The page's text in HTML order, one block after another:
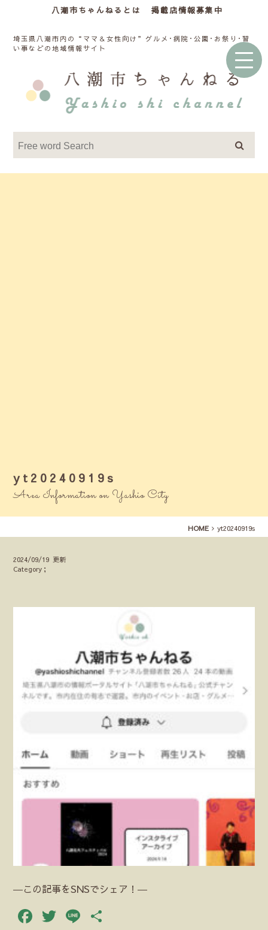
八潮市ちゃんねるとは 掲載店情報募集中
埼玉県八潮市内の“ママ＆女性向け”グルメ･病院･公園･お祭り･習
い事などの地域情報サイト
yt20240919s
Area Information on Yashio City
HOME yt20240919s
2024/09/19 更新
Category；
―この記事をSNSでシェア！―
Facebook
Twitter
Line